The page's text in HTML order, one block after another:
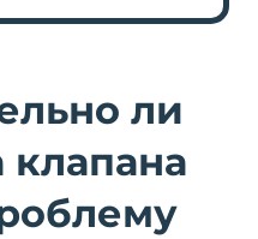
ли
клапана